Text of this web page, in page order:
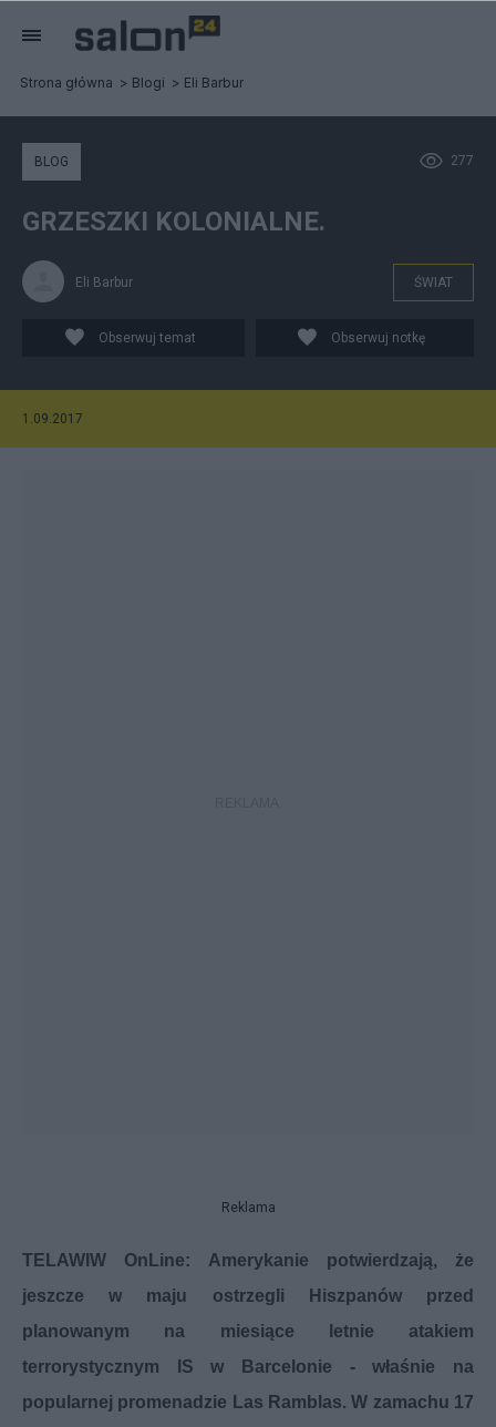
Strona główna Blogi Eli Barbur
277
BLOG
GRZESZKI KOLONIALNE.
Eli Barbur ŚWIAT
Obserwuj temat Obserwuj notkę
1.09.2017
Reklama
TELAWIW OnLine: Amerykanie potwierdzają, że
jeszcze w maju ostrzegli Hiszpanów przed
planowanym na miesiące letnie atakiem
terrorystycznym IS w Barcelonie - właśnie na
popularnej promenadzie Las Ramblas. W zamachu 17